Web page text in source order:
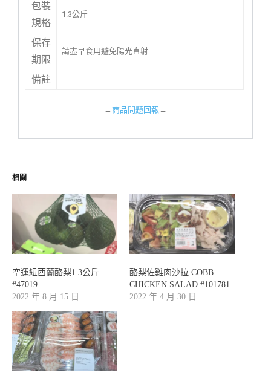
包裝
規格
1.3公斤
保存
期限
請盡早食用避免陽光直射
備註
→ 商品問題回報 ←
相關
空運紐西蘭酪梨1.3公斤
#47019
2022 年 8 月 15 日
酪梨佐雞肉沙拉 COBB
CHICKEN SALAD #101781
2022 年 4 月 30 日